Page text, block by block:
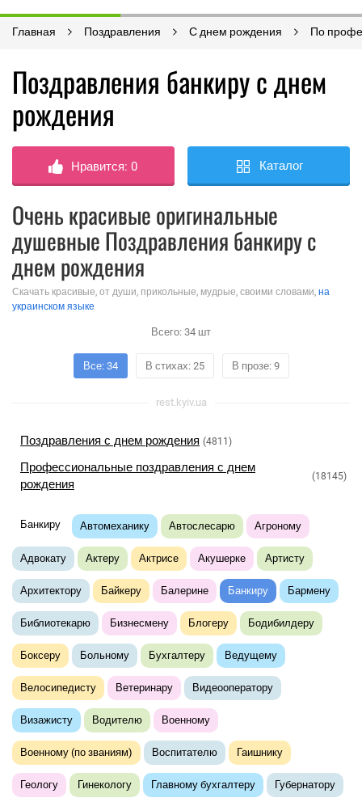
Главная Поздравления С днем рождения По
Поздравления банкиру с днем
рождения
Нравится:0 Каталог
Очень красивые оригинальные
душевные Поздравления банкиру с
днем рождения
Скачать красивые, от души, прикольные, мудрые, своими словами, на
украинском языке
Всего: 34 шт
Все: 34 В стихах: 25 В прозе: 9
rest.kyiv.ua
Поздравления с днем рождения (4811)
Профессиональные поздравления с днем
рождения
(18145)
Банкиру Автомеханику Автослесарю Агроному
Адвокату Актеру Актрисе Акушерке Артисту
Архитектору Байкеру Балерине Банкиру Бармену
Библиотекарю Бизнесмену Блогеру Бодибилдеру
Боксеру Больному Бухгалтеру Ведущему
Велосипедисту Ветеринару Видеооператору
Визажисту Водителю Военному
Военному (по званиям) Воспитателю Гаишнику
Геологу Гинекологу Главному бухгалтеру Губернатору